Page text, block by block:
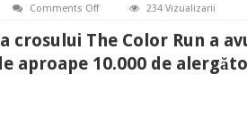
Comments Offon
de
a
234 Vizualizarii
crosului The Color Run a
aproape 10.000 de